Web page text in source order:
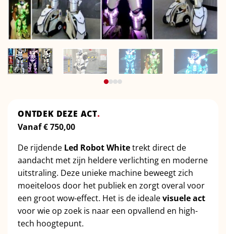
ONTDEK DEZE ACT.
Vanaf€750,00
De rijdende Led Robot Whitetrekt direct de
aandacht met zijn heldere verlichting en moderne
uitstraling. Deze unieke machine beweegt zich
moeiteloos door het publiek en zorgt overal voor
een groot wow-effect. Het is de idealevisuele act
voor wie op zoek is naar een opvallend en high-
tech hoogtepunt.